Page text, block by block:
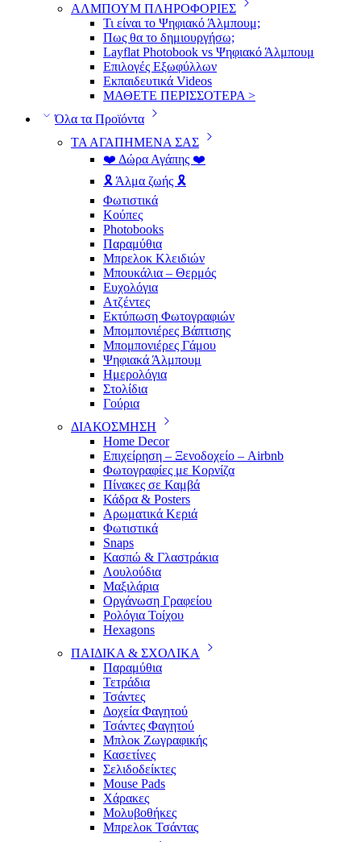
ΑΛΜΠΟΥΜ ΠΛΗΡΟΦΟΡΙΕΣ
Τι είναι το Ψηφιακό Άλμπουμ;
Πως θα το δημιουργήσω;
Layflat Photobook vs Ψηφιακό Άλμπουμ
Επιλογές Εξωφύλλων
Εκπαιδευτικά Videos
ΜΑΘΕΤΕ ΠΕΡΙΣΣΟΤΕΡΑ >
Όλα τα Προϊόντα
ΤΑ ΑΓΑΠΗΜΕΝΑ ΣΑΣ
❤️ Δώρα Αγάπης ❤️
🎗️ Άλμα ζωής 🎗️
Φωτιστικά
Κούπες
Photobooks
Παραμύθια
Μπρελοκ Κλειδιών
Μπουκάλια – Θερμός
Ευχολόγια
Ατζέντες
Εκτύπωση Φωτογραφιών
Μπομπονιέρες Βάπτισης
Μπομπονιέρες Γάμου
Ψηφιακά Άλμπουμ
Ημερολόγια
Στολίδια
Γούρια
ΔΙΑΚΟΣΜΗΣΗ
Home Decor
Επιχείρηση – Ξενοδοχείο – Airbnb
Φωτογραφίες με Κορνίζα
Πίνακες σε Καμβά
Κάδρα & Posters
Αρωματικά Κεριά
Φωτιστικά
Snaps
Κασπώ & Γλαστράκια
Λουλούδια
Μαξιλάρια
Οργάνωση Γραφείου
Ρολόγια Τοίχου
Hexagons
ΠΑΙΔΙΚΑ & ΣΧΟΛΙΚΑ
Παραμύθια
Τετράδια
Τσάντες
Δοχεία Φαγητού
Τσάντες Φαγητού
Μπλοκ Ζωγραφικής
Κασετίνες
Σελιδοδείκτες
Mouse Pads
Χάρακες
Μολυβοθήκες
Μπρελοκ Τσάντας